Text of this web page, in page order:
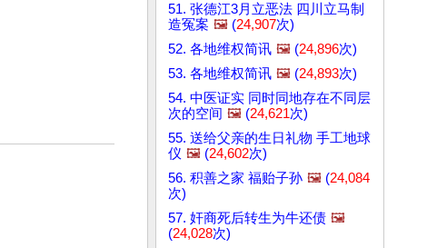
51. 张德江3月立恶法 四川立马制
造冤案 🖼️ (24,907次)
52. 各地维权简讯 🖼️ (24,896次)
53. 各地维权简讯 🖼️ (24,893次)
54. 中医证实 同时同地存在不同层
次的空间 🖼️ (24,621次)
55. 送给父亲的生日礼物 手工地球
仪 🖼️ (24,602次)
56. 积善之家 福贻子孙 🖼️ (24,084
次)
57. 奸商死后转生为牛还债 🖼️
(24,028次)